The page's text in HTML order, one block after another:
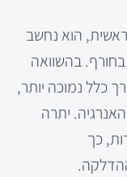
הוא נחשב
בהשוואה
כלל נמוכה יותר,
יתרה
כך